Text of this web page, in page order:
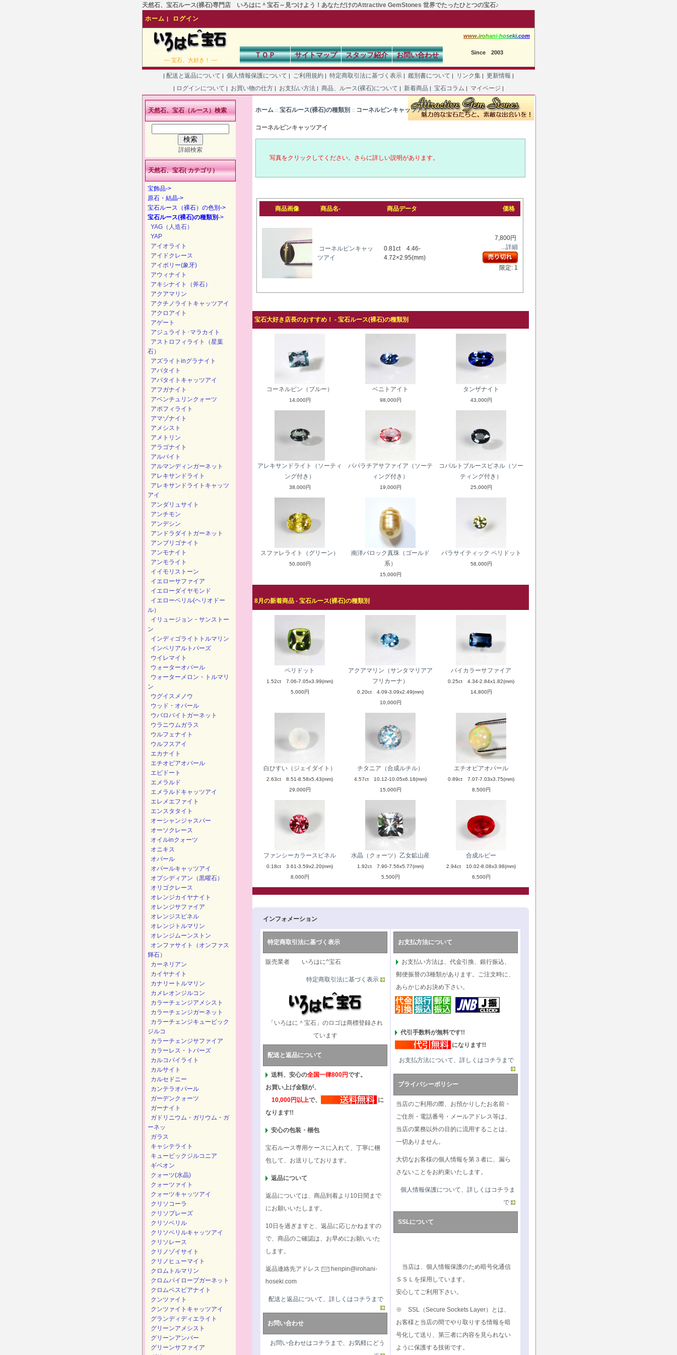
天然石、宝石ルース(裸石)専門店 いろはに＾宝石～見つけよう！あなただけのAttractive GemStones 世界でたったひとつの宝石♪
ホーム | ログイン
― 宝石、大好き！ ―
www.irohani-hoseki.com
ＴＯＰ サイトマップ スタッフ紹介 お問い合わせ Since 2003
| 配送と返品について | 個人情報保護について | ご利用規約 | 特定商取引法に基づく表示 | 鑑別書について | リンク集 | 更新情報 |
| ログインについて | お買い物の仕方 | お支払い方法 | 商品、ルース(裸石)について | 新着商品 | 宝石コラム | マイページ |
ホーム :: 宝石ルース(裸石)の種類別 :: コーネルピンキャッツアイ
コーネルピンキャッツアイ
写真をクリックしてください。さらに詳しい説明があります。
商品画像 商品名- 商品データ 価格
コーネルピンキャッ
ツアイ
0.81ct 4.46-
4.72×2.95(mm)
7,800円
...詳細
限定: 1
宝石大好き店長のおすすめ！ - 宝石ルース(裸石)の種類別
コーネルピン（ブルー）
14,000円
ベニトアイト
98,000円
タンザナイト
43,000円
アレキサンドライト（ソーティ
ング付き）
38,000円
パパラチアサファイア（ソーテ
ィング付き）
19,000円
コバルトブルースピネル（ソー
ティング付き）
25,000円
スファレライト（グリーン）
50,000円
南洋バロック真珠（ゴールド
系）
15,000円
パラサイティック ペリドット
58,000円
8月の新着商品 - 宝石ルース(裸石)の種類別
ペリドット
1.52ct 7.06-7.05x3.99(mm)
5,000円
アクアマリン（サンタマリアア
フリカーナ）
0.20ct 4.09-3.09x2.49(mm)
10,000円
バイカラーサファイア
0.25ct 4.34-2.84x1.82(mm)
14,800円
白ひすい（ジェイダイト）
2.63ct 8.51-8.58x5.43(mm)
29,000円
チタニア（合成ルチル）
4.57ct 10.12-10.05x6.18(mm)
15,000円
エチオピアオパール
0.89ct 7.07-7.03x3.75(mm)
8,500円
ファンシーカラースピネル
0.18ct 3.61-3.59x2.20(mm)
8,000円
水晶（クォーツ）乙女鉱山産
1.92ct 7.90-7.56x5.77(mm)
5,500円
合成ルビー
2.94ct 10.02-8.08x3.98(mm)
6,500円
インフォメーション
特定商取引法に基づく表示
販売業者 いろはに^宝石
特定商取引法に基づく表示
「いろはに＾宝石」のロゴは商標登録され
ています
配送と返品について
送料、安心の全国一律800円です。
お買い上げ金額が、
10,000円以上で、
に
なります!!
安心の包装・梱包
宝石ルース専用ケースに入れて、丁寧に梱
包して、お送りしております。
返品について
返品については、商品到着より10日間まで
にお願いいたします。
10日を過ぎますと、返品に応じかねますの
で、商品のご確認は、お早めにお願いいた
します。
返品連絡先アドレス
henpin@irohani-
hoseki.com
配送と返品について、詳しくはコチラまで
お問い合わせ
お問い合わせはコチラまで、お気軽にどう
お支払方法について
お支払い方法は、代金引換、銀行振込、
郵便振替の3種類があります。ご注文時に、
あらかじめお決め下さい。
代引手数料が無料です!!
になります!!
お支払方法について、詳しくはコチラまで
プライバシーポリシー
当店のご利用の際、お預かりしたお名前・
ご住所・電話番号・メールアドレス等は、
当店の業務以外の目的に流用することは、
一切ありません。
大切なお客様の個人情報を第３者に、漏ら
さないことをお約束いたします。
個人情報保護について、詳しくはコチラま
で
SSLについて
当店は、個人情報保護のため暗号化通信
ＳＳＬを採用しています。
安心してご利用下さい。
※ SSL（Secure Sockets Layer）とは、
お客様と当店の間でやり取りする情報を暗
号化して送り、第三者に内容を見られない
ように保護する技術です。
天然石、宝石（ルース）検索
詳細検索
天然石、宝石( カテゴリ）
宝飾品->
原石・結晶->
宝石ルース（裸石）の色別->
宝石ルース(裸石)の種類別->
YAG（人造石）
YAP
アイオライト
アイドクレース
アイボリー(象牙)
アウィナイト
アキシナイト（斧石）
アクアマリン
アクチノライトキャッツアイ
アクロアイト
アゲート
アジュライト･マラカイト
アストロフィライト（星葉
石）
アズライトinグラナイト
アパタイト
アパタイトキャッツアイ
アフガナイト
アベンチュリンクォーツ
アポフィライト
アマゾナイト
アメシスト
アメトリン
アラゴナイト
アルバイト
アルマンディンガーネット
アレキサンドライト
アレキサンドライトキャッツ
アイ
アンダリュサイト
アンチモン
アンデシン
アンドラダイトガーネット
アンブリゴナイト
アンモナイト
アンモライト
イイモリストーン
イエローサファイア
イエローダイヤモンド
イエローベリル(ヘリオドー
ル）
イリュージョン・サンストー
ン
インディゴライトトルマリン
インペリアルトパーズ
ウイレマイト
ウォーターオパール
ウォーターメロン・トルマリ
ン
ウグイスメノウ
ウッド・オパール
ウバロバイトガーネット
ウラニウムガラス
ウルフェナイト
ウルフスアイ
エカナイト
エチオピアオパール
エピドート
エメラルド
エメラルドキャッツアイ
エレメエファイト
エンスタタイト
オーシャンジャスパー
オーソクレース
オイルinクォーツ
オニキス
オパール
オパールキャッツアイ
オプシディアン（黒曜石）
オリゴクレース
オレンジカイヤナイト
オレンジサファイア
オレンジスピネル
オレンジトルマリン
オレンジムーンストン
オンファサイト（オンファス
輝石）
カーネリアン
カイヤナイト
カナリートルマリン
カメレオンジルコン
カラーチェンジアメシスト
カラーチェンジガーネット
カラーチェンジキュービック
ジルコ
カラーチェンジサファイア
カラーレス・トパーズ
カルコパイライト
カルサイト
カルセドニー
カンテラオパール
ガーデンクォーツ
ガーナイト
ガドリニウム・ガリウム・ガ
ーネッ
ガラス
キャシテライト
キュービックジルコニア
ギベオン
クォーツ(水晶)
クォーツァイト
クォーツキャッツアイ
クリソコーラ
クリソプレーズ
クリソベリル
クリソベリルキャッツアイ
クリソレース
クリノゾイサイト
クリノヒューマイト
クロムトルマリン
クロムパイロープガーネット
クロムベスビアナイト
クンツァイト
クンツァイトキャッツアイ
グランディディエライト
グリーンアメシスト
グリーンアンバー
グリーンサファイア